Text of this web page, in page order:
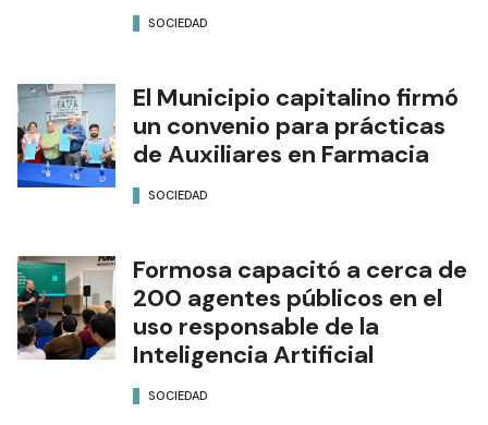
SOCIEDAD
El Municipio capitalino firmó
un convenio para prácticas
de Auxiliares en Farmacia
SOCIEDAD
Formosa capacitó a cerca de
200 agentes públicos en el
uso responsable de la
Inteligencia Artificial
SOCIEDAD